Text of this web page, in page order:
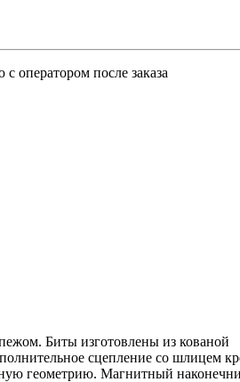
оператором после заказа
Биты изготовлены из кованой
сцепление со шлицем
геометрию. Магнитный